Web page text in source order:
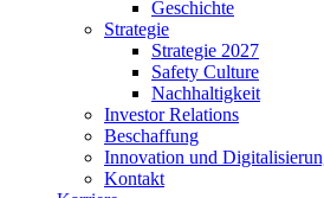
Geschichte
Strategie
Strategie 2027
Safety Culture
Nachhaltigkeit
Investor Relations
Beschaffung
Innovation und
Kontakt